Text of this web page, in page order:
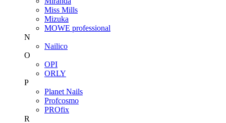
Miss Mills
Mizuka
MOWE professional
N
Nailico
O
OPI
ORLY
P
Planet Nails
Profcosmo
PROfix
R